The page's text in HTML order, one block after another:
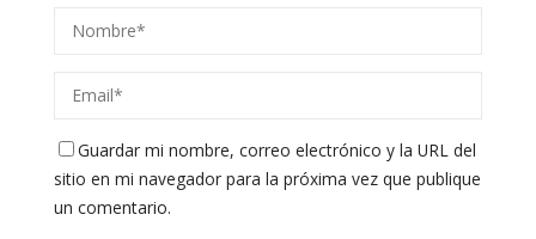
Guardar mi nombre, correo electrónico y la URL del
sitio en mi navegador para la próxima vez que publique
un comentario.